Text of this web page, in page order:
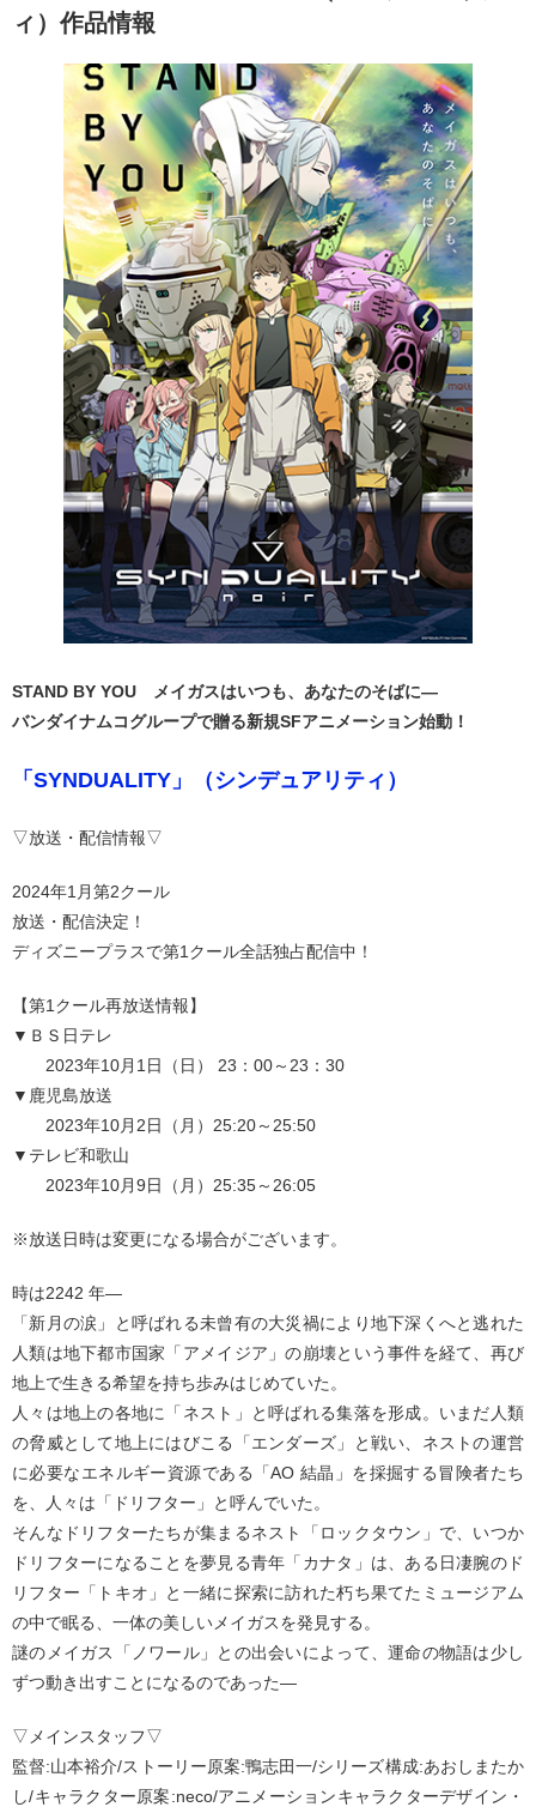
ィ）作品情報
STAND BY YOU メイガスはいつも、あなたのそばに―
バンダイナムコグループで贈る新規SFアニメーション始動！
「SYNDUALITY」 （シンデュアリティ）
▽放送・配信情報▽
2024年1月第2クール
放送・配信決定！
ディズニープラスで第1クール全話独占配信中！
【第1クール再放送情報】
▼ＢＳ日テレ
2023年10月1日（日） 23：00～23：30
▼鹿児島放送
2023年10月2日（月）25:20～25:50
▼テレビ和歌山
2023年10月9日（月）25:35～26:05
※放送日時は変更になる場合がございます。
時は2242 年―
「新月の涙」と呼ばれる未曾有の大災禍により地下深くへと逃れた
人類は地下都市国家「アメイジア」の崩壊という事件を経て、再び
地上で生きる希望を持ち歩みはじめていた。
人々は地上の各地に「ネスト」と呼ばれる集落を形成。いまだ人類
の脅威として地上にはびこる「エンダーズ」と戦い、ネストの運営
に必要なエネルギー資源である「AO 結晶」を採掘する冒険者たち
を、人々は「ドリフター」と呼んでいた。
そんなドリフターたちが集まるネスト「ロックタウン」で、いつか
ドリフターになることを夢見る青年「カナタ」は、ある日凄腕のド
リフター「トキオ」と一緒に探索に訪れた朽ち果てたミュージアム
の中で眠る、一体の美しいメイガスを発見する。
謎のメイガス「ノワール」との出会いによって、運命の物語は少し
ずつ動き出すことになるのであった―
▽メインスタッフ▽
監督:山本裕介/ストーリー原案:鴨志田一/シリーズ構成:あおしまたか
し/キャラクター原案:neco/アニメーションキャラクターデザイン・